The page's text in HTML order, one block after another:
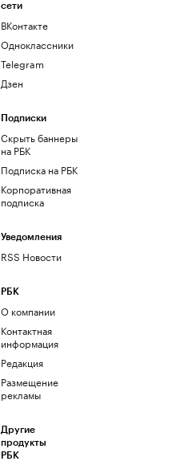
сети
ВКонтакте
Одноклассники
Telegram
Дзен
Подписки
Скрыть баннеры
на РБК
Подписка на РБК
Корпоративная
подписка
Уведомления
RSS Новости
РБК
О компании
Контактная
информация
Редакция
Размещение
рекламы
Другие
продукты
РБК